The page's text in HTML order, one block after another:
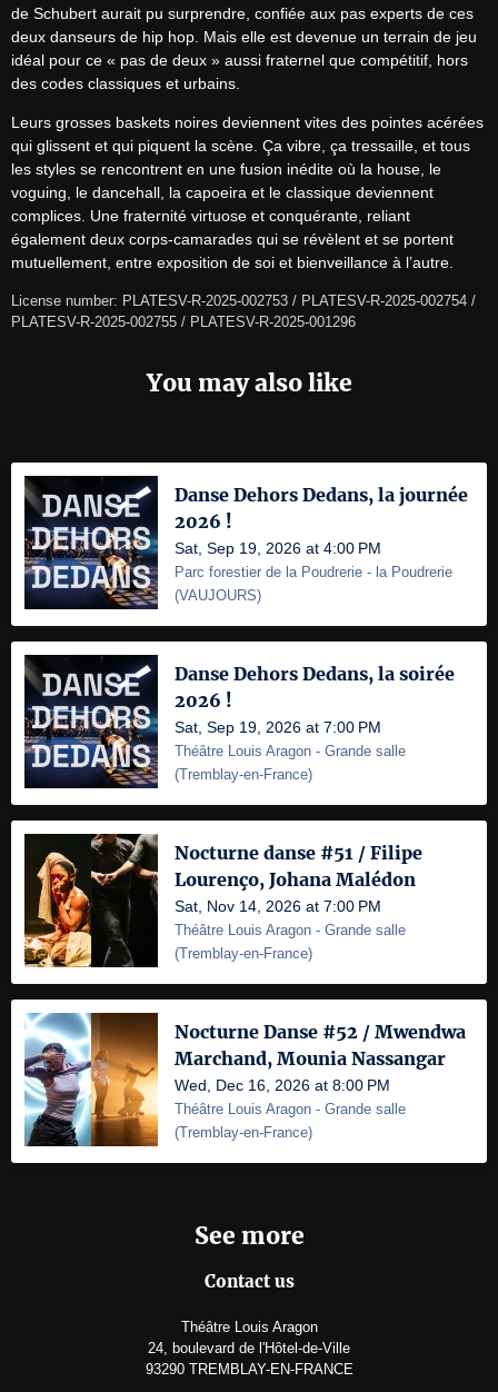
de Schubert aurait pu surprendre, confiée aux pas experts de ces
deux danseurs de hip hop. Mais elle est devenue un terrain de jeu
idéal pour ce « pas de deux » aussi fraternel que compétitif, hors
des codes classiques et urbains.
Leurs grosses baskets noires deviennent vites des pointes acérées
qui glissent et qui piquent la scène. Ça vibre, ça tressaille, et tous
les styles se rencontrent en une fusion inédite où la house, le
voguing, le dancehall, la capoeira et le classique deviennent
complices. Une fraternité virtuose et conquérante, reliant
également deux corps-camarades qui se révèlent et se portent
mutuellement, entre exposition de soi et bienveillance à l’autre.
License number: PLATESV-R-2025-002753 / PLATESV-R-2025-002754 /
PLATESV-R-2025-002755 / PLATESV-R-2025-001296
You may also like
Danse Dehors Dedans, la journée
2026 !
Sat, Sep 19, 2026 at 4:00 PM
Parc forestier de la Poudrerie - la Poudrerie
(VAUJOURS)
Danse Dehors Dedans, la soirée
2026 !
Sat, Sep 19, 2026 at 7:00 PM
Théâtre Louis Aragon - Grande salle
(Tremblay-en-France)
Nocturne danse #51 / Filipe
Lourenço, Johana Malédon
Sat, Nov 14, 2026 at 7:00 PM
Théâtre Louis Aragon - Grande salle
(Tremblay-en-France)
Nocturne Danse #52 / Mwendwa
Marchand, Mounia Nassangar
Wed, Dec 16, 2026 at 8:00 PM
Théâtre Louis Aragon - Grande salle
(Tremblay-en-France)
See more
Contact us
Théâtre Louis Aragon
24, boulevard de l'Hôtel-de-Ville
93290 TREMBLAY-EN-FRANCE